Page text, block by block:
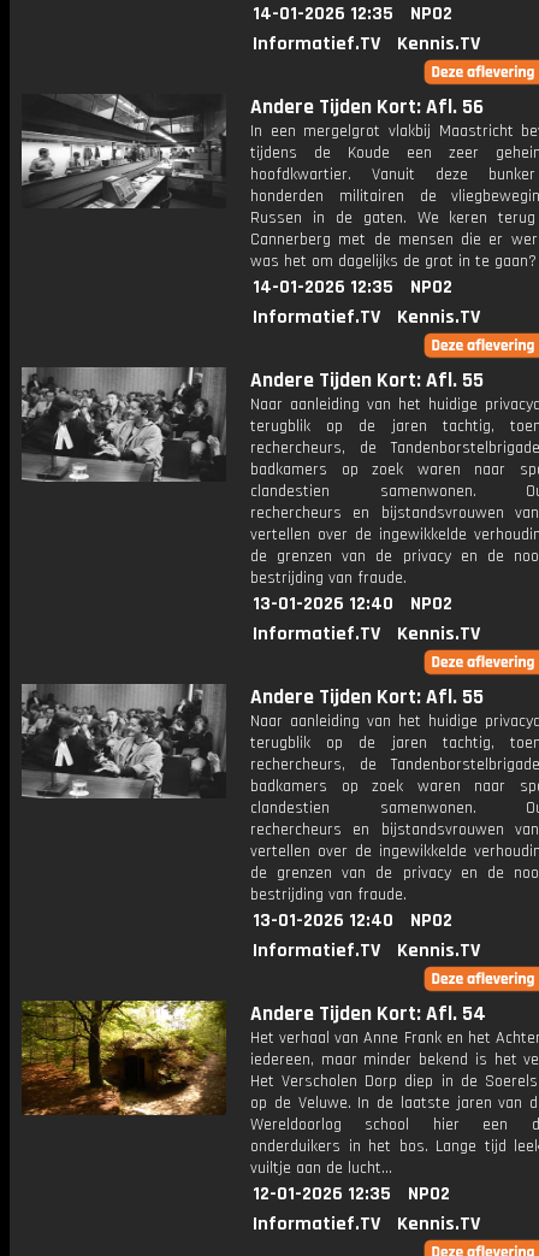
14-01-2026 12:35
NPO2
Informatief.TV
Kennis.TV
Andere Tijden Kort: Afl. 56
In een mergelgrot vlakbij Maastricht
tijdens de Koude een zeer
hoofdkwartier. Vanuit deze
honderden militairen de
Russen in de gaten. We keren
Cannerberg met de mensen die er
was het om dagelijks de grot in te gaan?
14-01-2026 12:35
NPO2
Informatief.TV
Kennis.TV
Andere Tijden Kort: Afl. 55
Naar aanleiding van het huidige
terugblik op de jaren tachtig,
rechercheurs, de
badkamers op zoek waren naar
clandestien samenwonen.
rechercheurs en bijstandsvrouwen
vertellen over de ingewikkelde
de grenzen van de privacy en de
bestrijding van fraude.
13-01-2026 12:40
NPO2
Informatief.TV
Kennis.TV
Andere Tijden Kort: Afl. 55
Naar aanleiding van het huidige
terugblik op de jaren tachtig,
rechercheurs, de
badkamers op zoek waren naar
clandestien samenwonen.
rechercheurs en bijstandsvrouwen
vertellen over de ingewikkelde
de grenzen van de privacy en de
bestrijding van fraude.
13-01-2026 12:40
NPO2
Informatief.TV
Kennis.TV
Andere Tijden Kort: Afl. 54
Het verhaal van Anne Frank en het
iedereen, maar minder bekend is het
Het Verscholen Dorp diep in de
op de Veluwe. In de laatste jaren van
Wereldoorlog school hier een
onderduikers in het bos. Lange tijd
vuiltje aan de lucht...
12-01-2026 12:35
NPO2
Informatief.TV
Kennis.TV